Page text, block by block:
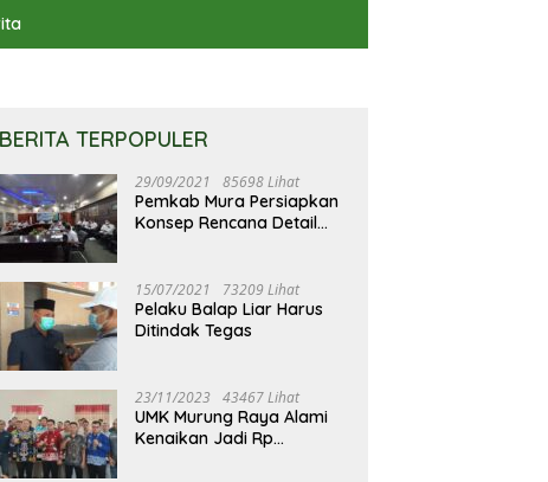
BERITA TERPOPULER
29/09/2021 85698 Lihat
Pemkab Mura Persiapkan
Konsep Rencana Detail
15/07/2021 73209 Lihat
Pelaku Balap Liar Harus
Ditindak Tegas
23/11/2023 43467 Lihat
UMK Murung Raya Alami
Kenaikan Jadi Rp